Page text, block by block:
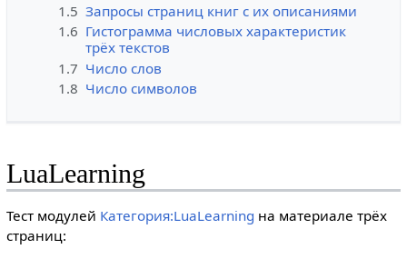
1.5 Запросы страниц книг с их описаниями
1.6 Гистограмма числовых характеристик
трёх текстов
1.7 Число слов
1.8 Число символов
LuaLearning
Тест модулей Категория:LuaLearning на материале трёх
страниц: